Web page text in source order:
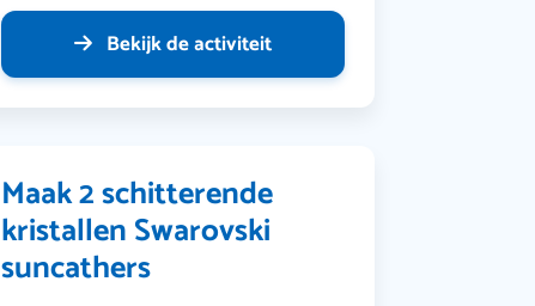
Bekijk de activiteit
Maak 2 schitterende
kristallen Swarovski
suncathers